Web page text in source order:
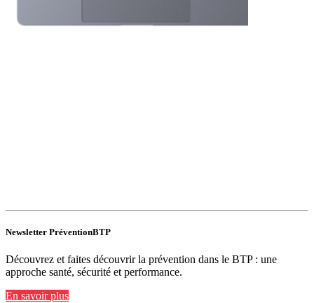
Newsletter PréventionBTP
Découvrez et faites découvrir la prévention dans le BTP : une
approche santé, sécurité et performance.
En savoir plus